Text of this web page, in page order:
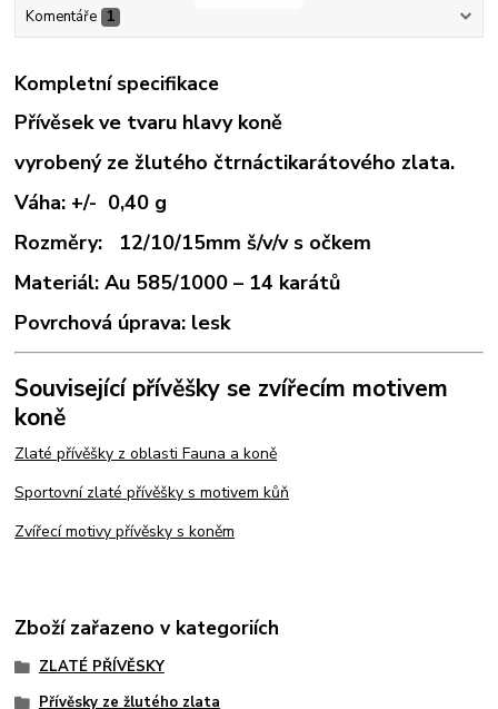
Komentáře 1
Kompletní specifikace
Přívěsek ve tvaru hlavy koně
vyrobený ze žlutého čtrnáctikarátového zlata.
Váha: +/- 0,40 g
Rozměry: 12/10/15mm š/v/v s očkem
Materiál: Au 585/1000 – 14 karátů
Povrchová úprava: lesk
Související přívěšky se zvířecím motivem
koně
Zlaté přívěšky z oblasti Fauna a koně
Sportovní zlaté přívěšky s motivem kůň
Zvířecí motivy přívěsky s koněm
Zboží zařazeno v kategoriích
ZLATÉ PŘÍVĚSKY
Přívěsky ze žlutého zlata